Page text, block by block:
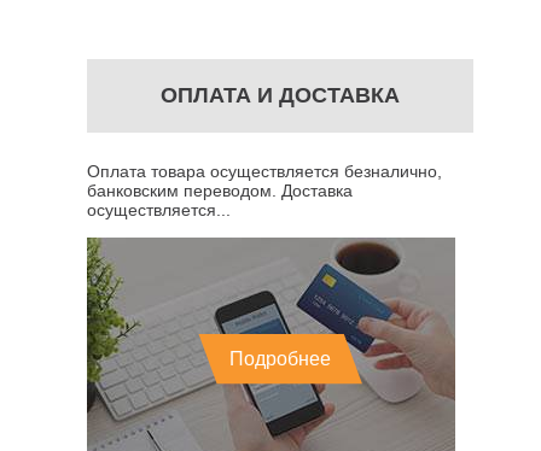
ОПЛАТА И ДОСТАВКА
Оплата товара осуществляется безналично,
банковским переводом. Доставка
осуществляется...
Подробнее